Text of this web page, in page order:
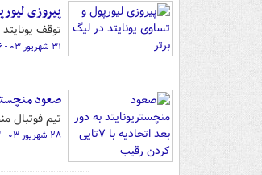
پیروزی
توقف
۳۱ شهریور ۰۳ - ۲۲:۱۶
صعود
تیم فوتبال
۲۸ شهریور ۰۳ - ۰۱:۰۳